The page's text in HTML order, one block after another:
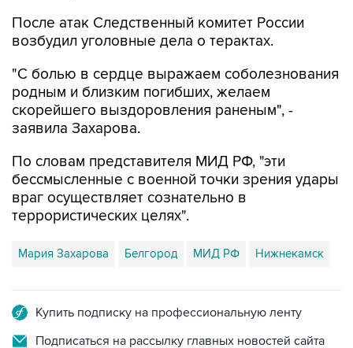
После атак Следственный комитет России
возбудил уголовные дела о терактах.
"С болью в сердце выражаем соболезнования
родным и близким погибших, желаем
скорейшего выздоровления раненым", -
заявила Захарова.
По словам представителя МИД РФ, "эти
бессмысленные с военной точки зрения удары
враг осуществляет сознательно в
террористических целях".
Мария Захарова Белгород МИД РФ Нижнекамск
Купить подписку на профессиональную ленту
Подписаться на рассылку главных новостей сайта